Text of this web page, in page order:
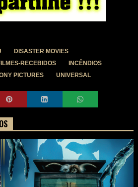
DISASTER MOVIES
RECEBIDOS
INCÊNDIOS
PICTURES UNIVERSAL